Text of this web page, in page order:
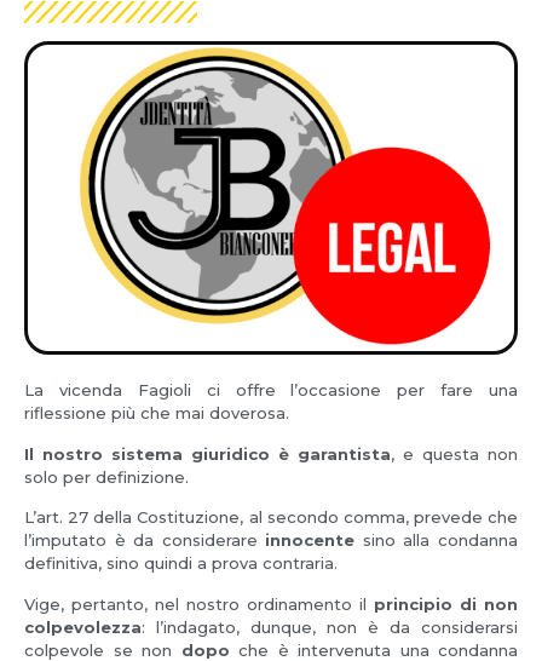
La vicenda Fagioli ci offre l’occasione per fare una
riflessione più che mai doverosa.
Il nostro sistema giuridico è garantista, e questa non
solo per definizione.
L’art. 27 della Costituzione, al secondo comma, prevede che
l’imputato è da considerare innocente sino alla condanna
definitiva, sino quindi a prova contraria.
Vige, pertanto, nel nostro ordinamento il principio di non
colpevolezza: l’indagato, dunque, non è da considerarsi
colpevole se non dopo che è intervenuta una condanna